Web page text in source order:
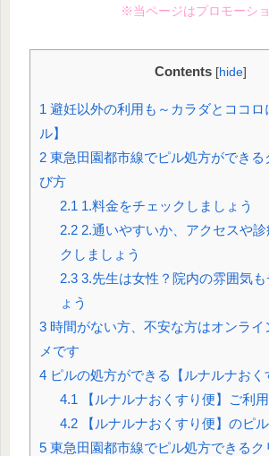
※当ページはプロモーシ
Contents [hide]
1 避妊以外の利用も～カラダとココ
ル】
2 東急田園都市線でピル処方ができる
び方
2.1 1.料金をチェックしましょう
2.22.通いやすいか、アクセスや診
クしましょう
2.33.先生は女性？院内の雰囲気も
ょう
3 時間がない方、不安な方はオンライ
メです
4 ピルの処方ができる【ルナルナおく
4.1 【ルナルナおくすり便】ご利
4.2【ルナルナおくすり便】のピ
5 東急田園都市線でピル処方できるク